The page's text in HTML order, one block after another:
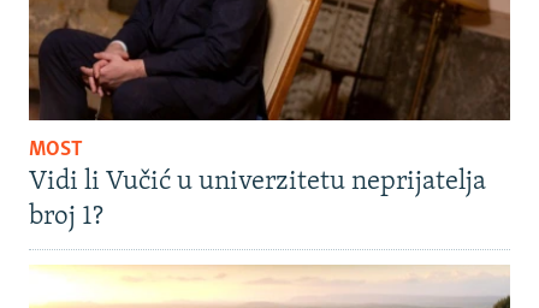
MOST
Vidi li Vučić u univerzitetu neprijatelja
broj 1?